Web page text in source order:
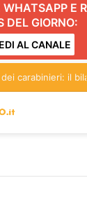
E
DEL GIORNO:
AL CANALE